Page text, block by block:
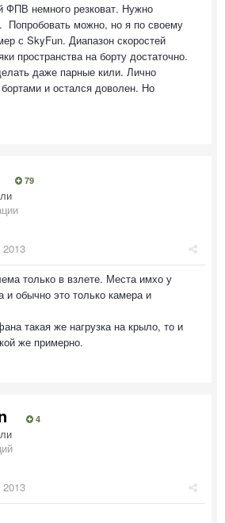
ФПВ немного резковат. Нужно
Попробовать можно, но я по своему
с SkyFun. Диапазон скоростей
пространства на борту достаточно.
даже парные кили. Лично
и остался доволен. Но
79
только в взлете. Места имхо у
и обычно это только камера и
такая же нагрузка на крыло, то и
же примерно.
4